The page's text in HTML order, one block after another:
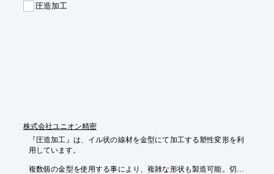
圧造加工
株式会社ユニオン精密
『圧造加工』は、イル状の線材を金型にて加工する塑性変形を利
用しています。
複数個の金型を使用する事により、複雑な形状も製造可能。切削